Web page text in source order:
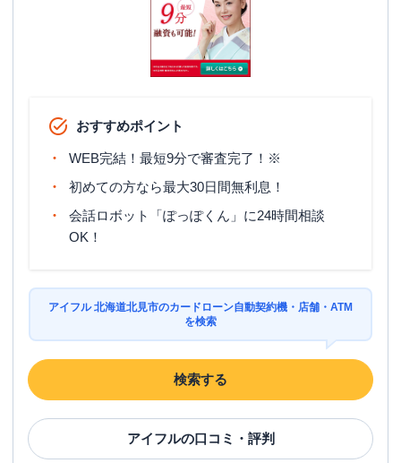
おすすめポイント
WEB完結！最短9分で審査完了！※
初めての方なら最大30日間無利息！
会話ロボット「ぽっぽくん」に24時間相談
OK！
アイフル 北海道北見市のカードローン自動契約機・店舗・ATM
を検索
検索する
アイフルの口コミ・評判